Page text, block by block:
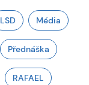
LSD Média
Přednáška
RAFAEL